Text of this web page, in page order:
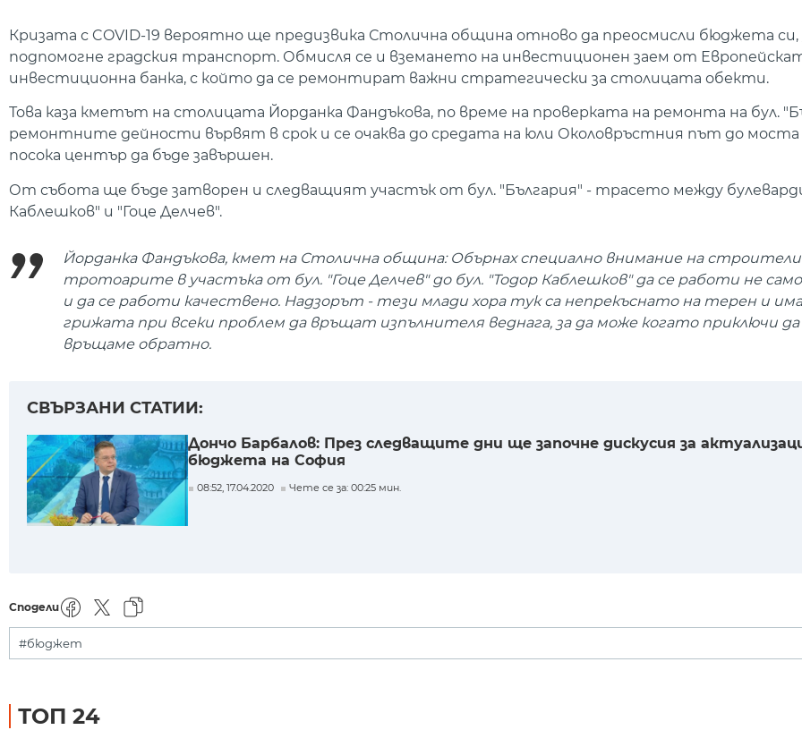
Кризата с COVID-19 вероятно ще предизвика Столична община отново да преосмисли бюджета си,
подпомогне градския транспорт. Обмисля се и вземането на инвестиционен заем от
инвестиционна банка, с който да се ремонтират важни стратегически за столицата обекти.
Това каза кметът на столицата Йорданка Фандъкова, по време на проверката на ремонта на бул.
ремонтните дейности вървят в срок и се очаква до средата на юли Околовръстния път до моста
посока център да бъде завършен.
От събота ще бъде затворен и следващият участък от бул. "България" - трасето между
Каблешков" и "Гоце Делчев".
Йорданка Фандъкова, кмет на Столична община: Обърнах специално внимание на
тротоарите в участъка от бул. "Гоце Делчев" до бул. "Тодор Каблешков" да се работи не само
и да се работи качествено. Надзорът - тези млади хора тук са непрекъснато на терен и
грижата при всеки проблем да връщат изпълнителя веднага, за да може когато приключи да
връщаме обратно.
СВЪРЗАНИ СТАТИИ:
Дончо Барбалов: През следващите дни ще започне дискусия за
бюджета на София
08:52, 17.04.2020 Чете се за: 00:25 мин.
Сподели
#бюджет
ТОП 24